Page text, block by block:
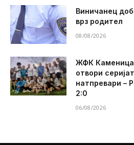
Виничанец
врз родител
08/08/2026
ЖФК Каменица
отвори
натпревари –
2:0
06/08/2026